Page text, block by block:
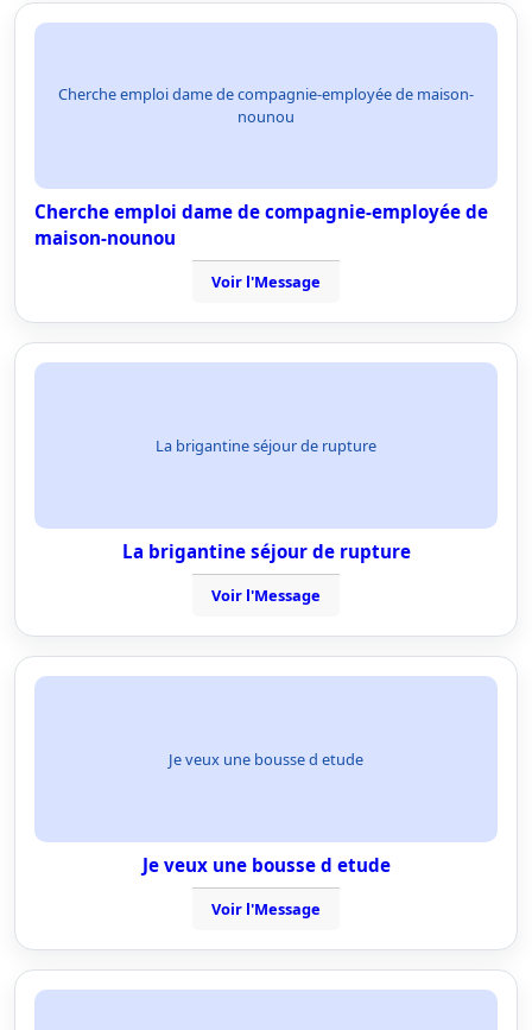
Cherche emploi dame de compagnie-employée de maison-
nounou
Cherche emploi dame de compagnie-employée de
maison-nounou
Voir l'Message
La brigantine séjour de rupture
La brigantine séjour de rupture
Voir l'Message
Je veux une bousse d etude
Je veux une bousse d etude
Voir l'Message